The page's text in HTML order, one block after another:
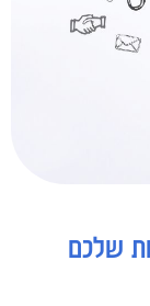
שלכם